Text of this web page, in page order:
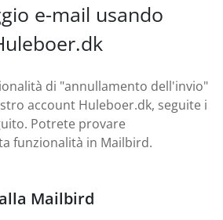
e-mail usando
di "annullamento dell'invio"
account Huleboer.dk, seguite i
Potrete provare
funzionalità in Mailbird.
Mailbird